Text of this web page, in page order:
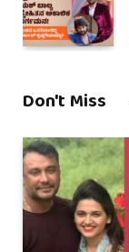
Don't Miss